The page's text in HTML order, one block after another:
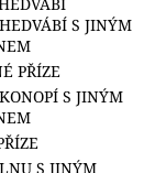
S JINÝM
PŘÍZE
S JINÝM
S JINÝM